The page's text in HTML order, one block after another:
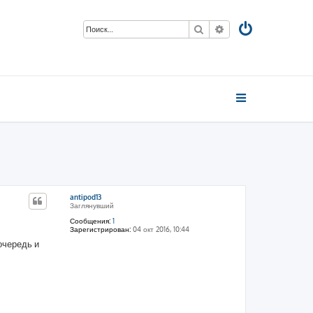
Поиск Расширенный
antipod13
Заглянувший
Сообщения: 1
Зарегистрирован: 04 окт 2016, 10:44
и